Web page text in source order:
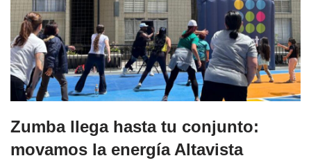
Zumba llega hasta tu conjunto:
movamos la energía Altavista